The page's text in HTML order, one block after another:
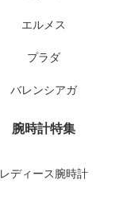
エルメス
プラダ
バレンシアガ
腕時計特集
レディース腕時計